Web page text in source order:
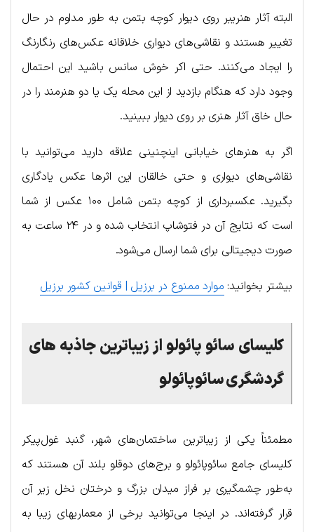
البته آثار هنریبر روی دیوار کوچه بتمن به طور مداوم در حال
تغییر هستند و نقاشی‌های دیواری خلاقانه عکس‌های رنگارنگ
را ایجاد می‌کنند. حتی اکر خوش سانس باشید این احتمال
وجود دارد که هنگام بازدید از این محله یک یا دو هنرمند را در
حال خاق آثار هنری بر روی دیوار ببینید.
اگر به هنرهای خیابانی اینچنینی علاقه دارید می‌توانید با
نقاشی‌های دیواری و حتی خالقان این اثرها عکس یادگاری
بگیرید. عکسبرداری از کوچه بتمن شامل ۱۰۰ عکس از شما
است که نتایج آن در فتوشاپ انتخاب شده و در ۲۴ ساعت به
صورت دیجیتالی برای شما ارسال می‌شود.
بیشتر بخوانید: موارد ممنوع در برزیل | قوانین کشور برزیل
کلیسای سائو پائولواز زیباترین جاذبه های
گردشگری سائوپائولو
مطمئناً یکی از زیباترین ساختمان‌های شهر، گنبد غول‌پیکر
کلیسای جامع سائوپائولو و برج‌های دوقلو بلند آن هستند که
به‌طور چشمگیری بر فراز میدان بزرگ و درختان نخل زیر آن
قرار گرفته‌اند. در اینجا می‌توانید برخی از معماریهای زیبا به